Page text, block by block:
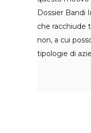
Dossier Bandi
che racchiude
non, a cui
tipologie di